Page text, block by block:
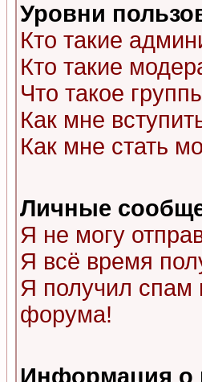
Уровни
Кто такие
Кто такие
Что такое
Как мне
Как мне стать
Личные
Я не могу
Я всё время
Я получил спам
форума!
Информация о